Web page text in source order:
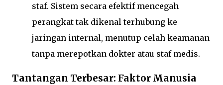
staf. Sistem secara efektif mencegah
perangkat tak dikenal terhubung ke
jaringan internal, menutup celah keamanan
tanpa merepotkan dokter atau staf medis.
Tantangan Terbesar: Faktor Manusia